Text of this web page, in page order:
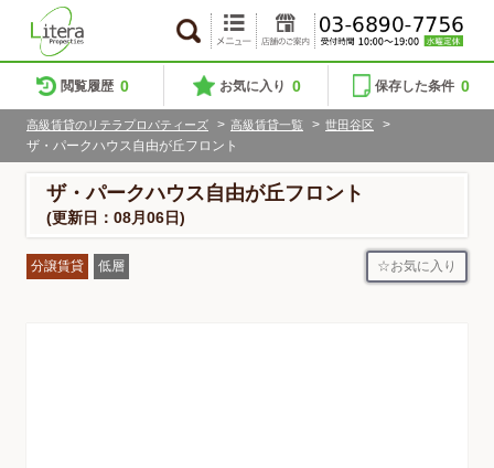
閲覧履歴 0 お気に入り 0 保存した条件 0
高級賃貸のリテラプロパティーズ > 高級賃貸一覧 > 世田谷区
>
ザ・パークハウス自由が丘フロント
ザ・パークハウス自由が丘フロント
(更新日：08月06日)
分譲賃貸 低層 お気に入り